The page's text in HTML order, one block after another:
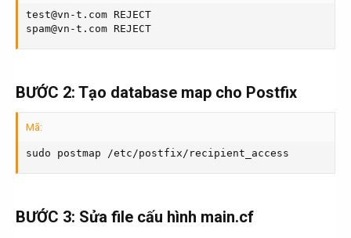
test@vn-t.com REJECT
spam@vn-t.com REJECT
BƯỚC 2: Tạo database map cho Postfix​
Mã:
sudo postmap /etc/postfix/recipient_access
BƯỚC 3: Sửa file cấu hình main.cf​